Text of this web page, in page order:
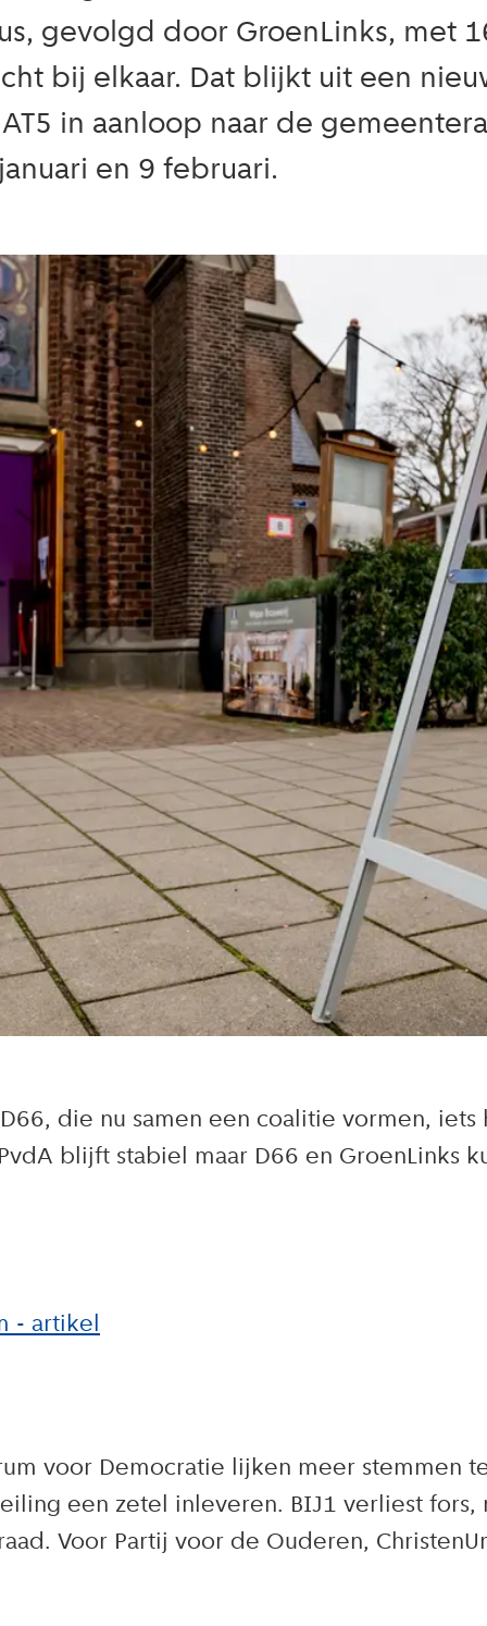
gevolgd door GroenLinks, met
bij elkaar. Dat blijkt uit een
in aanloop naar de
en 9 februari.
die nu samen een coalitie vormen,
blijft stabiel maar D66 en GroenLinks
- artikel
voor Democratie lijken meer stemmen
een zetel inleveren. BIJ1 verliest
Voor Partij voor de Ouderen,